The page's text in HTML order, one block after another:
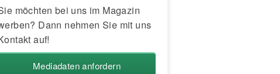
möchten bei uns im Magazin
Dann nehmen Sie mit uns
auf!
Mediadaten anfordern